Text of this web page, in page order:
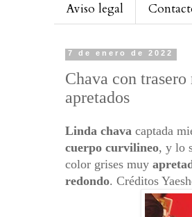
Aviso legal
7 de enero de 2022
Chava con
apretados
Linda chava captada
cuerpo curvilineo, y lo
color grises muy
redondo. Créditos